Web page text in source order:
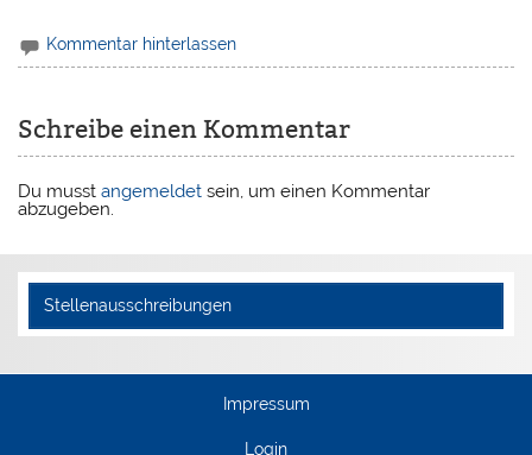
Kommentar hinterlassen
Schreibe einen Kommentar
Du musstangemeldet sein, um einen Kommentar
abzugeben.
Stellenausschreibungen
Impressum
Login